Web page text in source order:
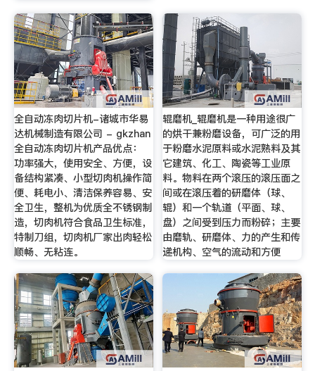
全自动冻肉切片机-诸城市华易
达机械制造有限公司 - gkzhan
全自动冻肉切片机产品优点：
功率强大，使用安全、方便，设
备结构紧凑、小型切肉机操作简
便、耗电小、清洁保养容易、安
全卫生，整机为优质全不锈钢制
造，切肉机符合食品卫生标准，
特制刀组，切肉机厂家出肉轻松
顺畅、无粘连。
辊磨机_辊磨机是一种用途很广
的烘干兼粉磨设备，可广泛的用
于粉磨水泥原料或水泥熟料及其
它建筑、化工、陶瓷等工业原
料。物料在两个滚压的滚压面之
间或在滚压着的研磨体（球、
辊）和一个轨道（平面、球、
盘）之间受到压力而粉碎；主要
由磨轨、研磨体、力的产生和传
递机构、空气的流动和方便